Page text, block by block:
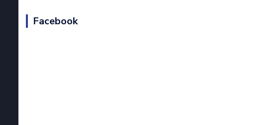
Facebook